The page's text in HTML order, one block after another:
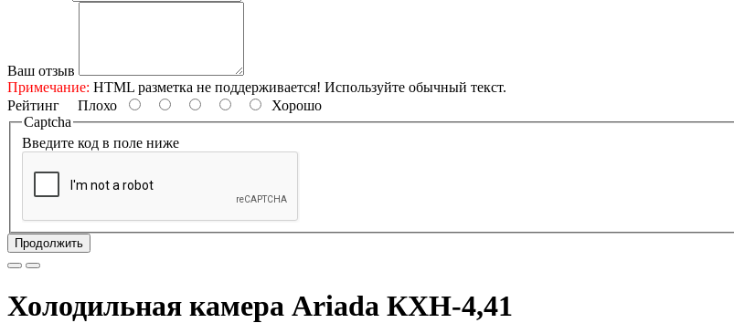
Ваш отзыв
Примечание: HTML разметка не поддерживается! Используйте обычный текст.
Рейтинг Плохо
Хорошо
Captcha
Введите код в поле ниже
Продолжить
Холодильная камера Ariada КХН-4,41